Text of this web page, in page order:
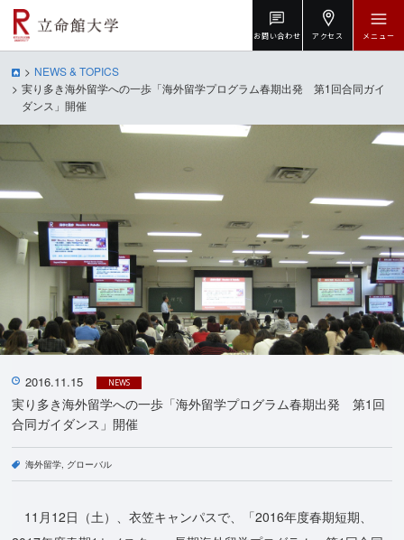
お問い合わせ アクセス メニュー
NEWS & TOPICS
実り多き海外留学への一歩「海外留学プログラム春期出発 第1回合同ガイ
ダンス」開催
2016.11.15 NEWS
実り多き海外留学への一歩「海外留学プログラム春期出発 第1回
合同ガイダンス」開催
海外留学 グローバル
11月12日（土）、衣笠キャンパスで、「2016年度春期短期、